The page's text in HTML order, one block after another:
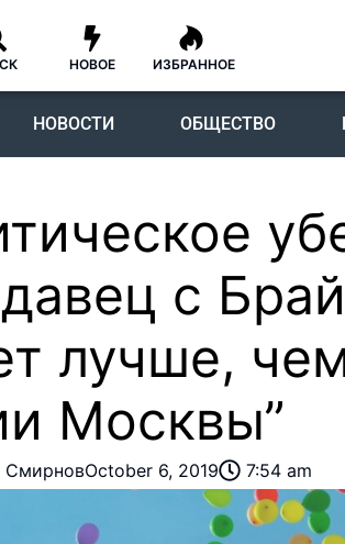
НОВОЕ ИЗБРАННОЕ
НОВОСТИ ОБЩЕСТВО
с
лучше,
Москвы”
СмирновOctober 6, 2019 7:54 am